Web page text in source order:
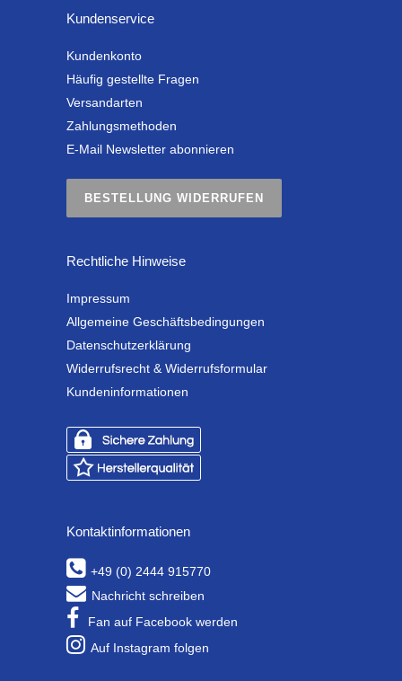
Kundenservice
Kundenkonto
Häufig gestellte Fragen
Versandarten
Zahlungsmethoden
E-Mail Newsletter abonnieren
BESTELLUNG WIDERRUFEN
Rechtliche Hinweise
Impressum
Allgemeine Geschäftsbedingungen
Datenschutzerklärung
Widerrufsrecht & Widerrufsformular
Kundeninformationen
Kontaktinformationen
+49 (0) 2444 915770
Nachricht schreiben
Fan auf Facebook werden
Auf Instagram folgen